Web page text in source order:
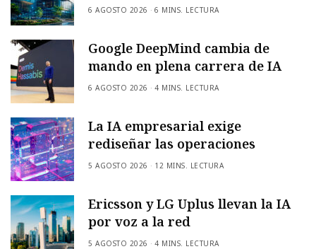
6 AGOSTO 2026 6 MINS. LECTURA
Google DeepMind cambia de
mando en plena carrera de IA
6 AGOSTO 2026 4 MINS. LECTURA
La IA empresarial exige
rediseñar las operaciones
5 AGOSTO 2026 12 MINS. LECTURA
Ericsson y LG Uplus llevan la IA
por voz a la red
5 AGOSTO 2026 4 MINS. LECTURA